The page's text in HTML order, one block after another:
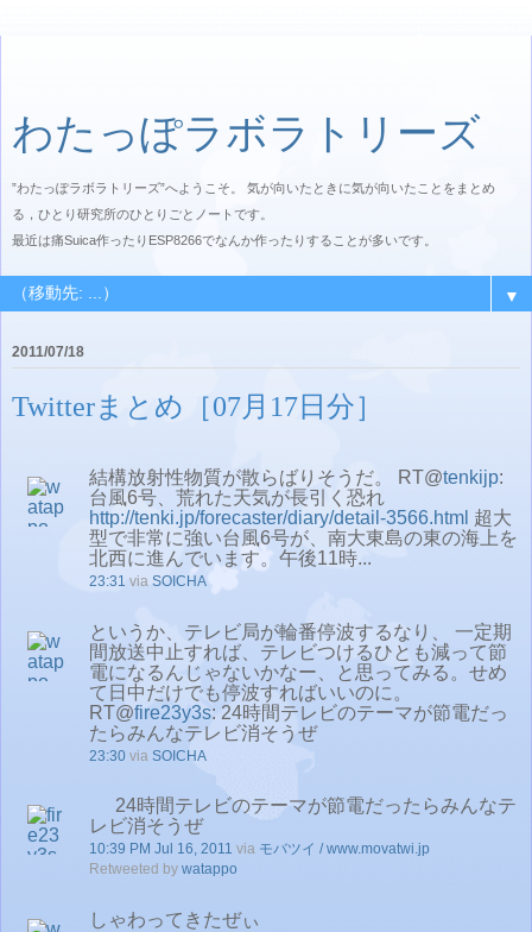
わたっぽラボラトリーズ
”わたっぽラボラトリーズ”へようこそ。 気が向いたときに気が向いたことをまとめ
る，ひとり研究所のひとりごとノートです。
最近は痛Suica作ったりESP8266でなんか作ったりすることが多いです。
▼
2011/07/18
Twitterまとめ［07月17日分］
結構放射性物質が散らばりそうだ。 RT@tenkijp:
台風6号、荒れた天気が長引く恐れ
http://tenki.jp/forecaster/diary/detail-3566.html 超大
型で非常に強い台風6号が、南大東島の東の海上を
北西に進んでいます。午後11時...
23:31 via SOICHA
というか、テレビ局が輪番停波するなり、 一定期
間放送中止すれば、テレビつけるひとも減って節
電になるんじゃないかなー、と思ってみる。せめ
て日中だけでも停波すればいいのに。
RT@fire23y3s: 24時間テレビのテーマが節電だっ
たらみんなテレビ消そうぜ
23:30 via SOICHA
24時間テレビのテーマが節電だったらみんなテ
レビ消そうぜ
10:39 PM Jul 16, 2011 via モバツイ / www.movatwi.jp
Retweeted by watappo
しゃわってきたぜぃ